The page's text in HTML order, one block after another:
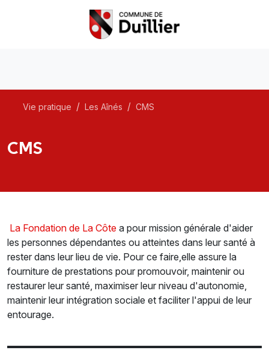
Vie pratique Les Aînés CMS
CMS
La Fondation de La Côte a pour mission générale d'aider
les personnes dépendantes ou atteintes dans leur santé à
rester dans leur lieu de vie. Pour ce faire,elle assure la
fourniture de prestations pour promouvoir, maintenir ou
restaurer leur santé, maximiser leur niveau d'autonomie,
maintenir leur intégration sociale et faciliter l'appui de leur
entourage.